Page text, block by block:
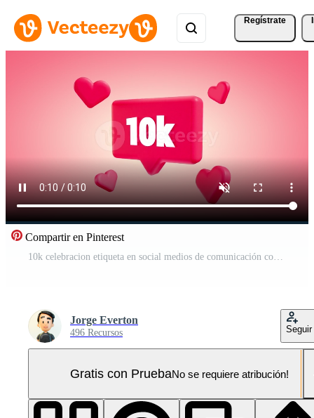
Regístrate
Compartir en Pinterest
10k celebracion etiqueta en social medios de comunicación con corazones siguiente a él. 4k vídeo Vídeo Pro
Jorge Everton
496 Recursos Seguir
Gratis con PruebaNo se requiere atribución!